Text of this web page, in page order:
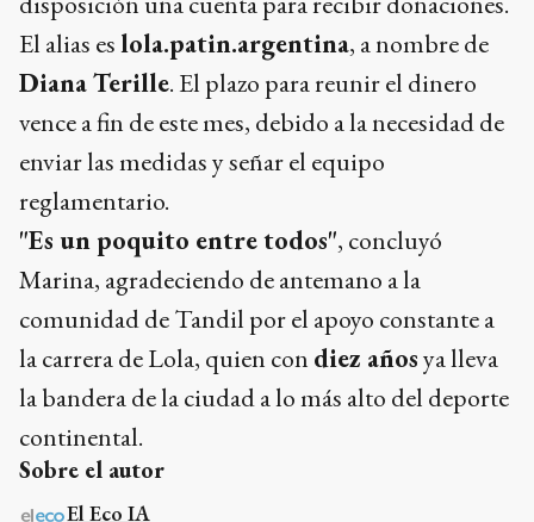
El alias eslola.patin.argentina, a nombre de
Diana Terille. El plazo para reunir el dinero
vence a fin de este mes, debido a la necesidad de
enviar las medidas y señar el equipo
reglamentario.
"Es un poquito entre todos", concluyó
Marina, agradeciendo de antemano a la
comunidad de Tandil por el apoyo constante a
la carrera de Lola, quien con diez añosya lleva
la bandera de la ciudad a lo más alto del deporte
continental.
Sobre el autor
El Eco IA